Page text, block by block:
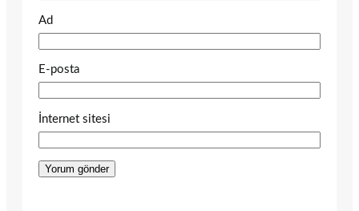
Ad
E-posta
İnternet sitesi